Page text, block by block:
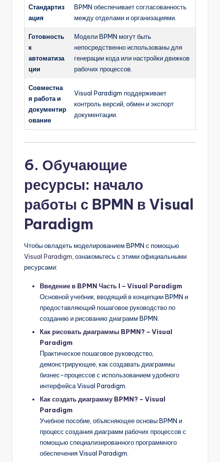
Стандартиз
ация
BPMN обеспечивает согласованность
между отделами и организациями.
Готовность
к
автоматиза
ции
Модели BPMN могут быть
непосредственно использованы для
генерации кода или настройки движков
рабочих процессов.
Совместна
я работа и
документир
ование
Visual Paradigm поддерживает
контроль версий, обмен и экспорт
документации.
6. Обучающие
ресурсы: начало
работы с BPMN в Visual
Paradigm
Чтобы овладеть моделированием BPMN с помощью
Visual Paradigm , ознакомьтесь с этими официальными
ресурсами:
Введение в BPMN Часть I – Visual Paradigm
Основной учебник, вводящий в концепции BPMN и
предоставляющий пошаговое руководство по
созданию и рисованию диаграмм BPMN.
Как рисовать диаграммы BPMN? – Visual
Paradigm
Практическое пошаговое руководство,
демонстрирующее, как создавать диаграммы
бизнес-процессов с использованием удобного
интерфейса Visual Paradigm.
Как создать диаграмму BPMN? – Visual
Paradigm
Учебное пособие, объясняющее основы BPMN и
процесс создания диаграмм рабочих процессов с
помощью специализированного программного
обеспечения Visual Paradigm.